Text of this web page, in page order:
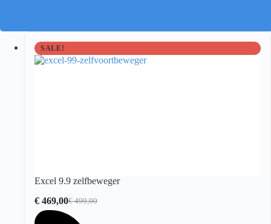
SALE!
Excel 9.9 zelfbeweger
€499,00
Oorspronkelijke
prijs
€ 469,00Huidige
prijs